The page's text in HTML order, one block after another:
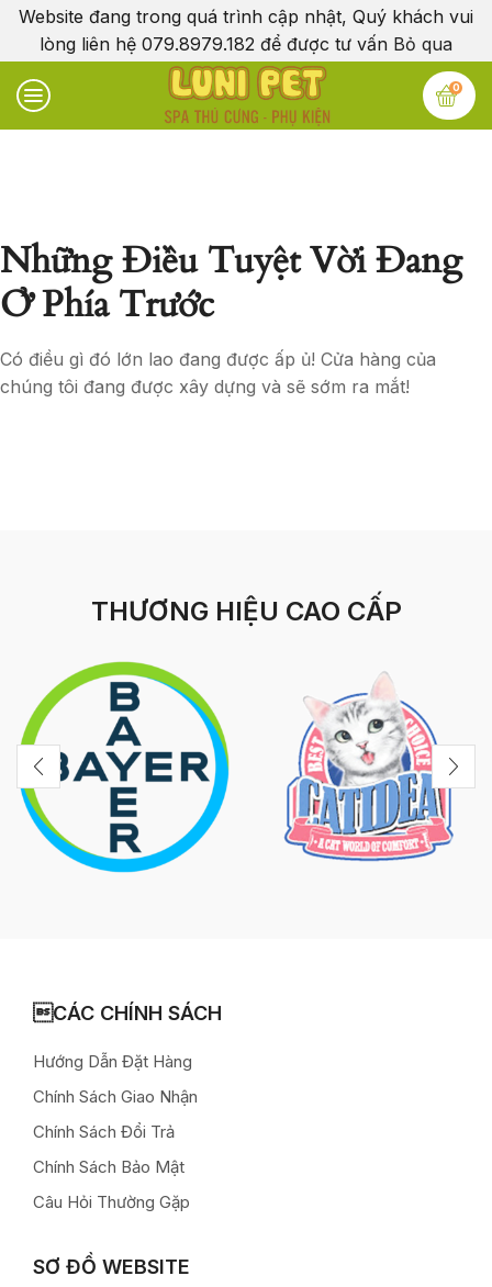
Website đang trong quá trình cập nhật, Quý khách vui
lòng liên hệ 079.8979.182 để được tư vấn Bỏ qua
0
Những Điều Tuyệt Vời Đang
Ở Phía Trước
Có điều gì đó lớn lao đang được ấp ủ! Cửa hàng của
chúng tôi đang được xây dựng và sẽ sớm ra mắt!
THƯƠNG HIỆU CAO CẤP
CÁC CHÍNH SÁCH
Hướng Dẫn Đặt Hàng
Chính Sách Giao Nhận
Chính Sách Đổi Trả
Chính Sách Bảo Mật
Câu Hỏi Thường Gặp
SƠ ĐỒ WEBSITE